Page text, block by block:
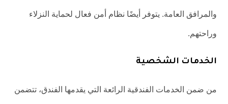
والمرافق العامة. يتوفر أيضًا نظام أمن فعال لحماية النزلاء
وراحتهم.
الخدمات الشخصية
من ضمن الخدمات الفندقية الرائعة التي يقدمها الفندق، تتضمن